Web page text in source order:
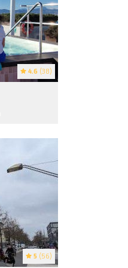
4.6 (38)
5 (56)